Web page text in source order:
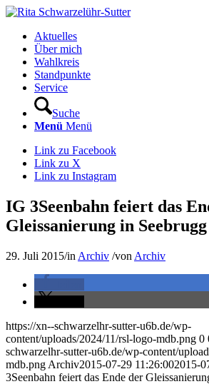
Aktuelles
Über mich
Wahlkreis
Standpunkte
Service
Suche
Menü Menü
Link zu Facebook
Link zu X
Link zu Instagram
IG 3Seenbahn feiert das
Gleissanierung in Seebrugg
29. Juli 2015/in Archiv /von Archiv
https://xn--schwarzelhr-sutter-u6b.de/wp-
content/uploads/2024/11/rsl-logo-mdb.png 0
schwarzelhr-sutter-u6b.de/wp-content/
mdb.png Archiv2015-07-29 11:26:002015-
3Seenbahn feiert das Ende der